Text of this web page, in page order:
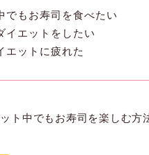
でもお寿司を食べたい
イエットをしたい
エットに疲れた
ト中でもお寿司を楽しむ方